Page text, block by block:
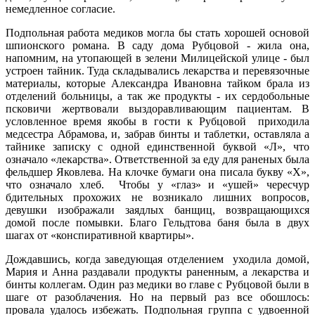
немедленное согласие.
Подпольная работа медиков могла бы стать хорошей основой
шпионского романа. В саду дома Рубцовой - жила она,
напомним, на утопающей в зелени Милицейской улице - был
устроен тайник. Туда складывались лекарства и перевязочные
материалы, которые Александра Ивановна тайком брала из
отделений больницы, а так же продукты - их сердобольные
псковичи жертвовали выздоравливающим пациентам. В
условленное время якобы в гости к Рубцовой приходила
медсестра Абрамова, и, забрав бинты и таблетки, оставляла а
тайнике записку с одной единственной буквой «Л», что
означало «лекарства». Ответственной за еду для раненых была
фельдшер Яковлева. На клочке бумаги она писала букву «Х»,
что означало хлеб. Чтобы у «глаз» и «ушей» чересчур
бдительных прохожих не возникало лишних вопросов,
девушки изображали заядлых банщиц, возвращающихся
домой после помывки. Благо Гельдтова баня была в двух
шагах от «конспиративной квартиры».
Дождавшись, когда заведующая отделением уходила домой,
Мария и Анна раздавали продукты раненным, а лекарства и
бинты коллегам. Один раз медики во главе с Рубцовой были в
шаге от разоблачения. Но на первый раз все обошлось:
провала удалось избежать. Подпольная группа с удвоенной